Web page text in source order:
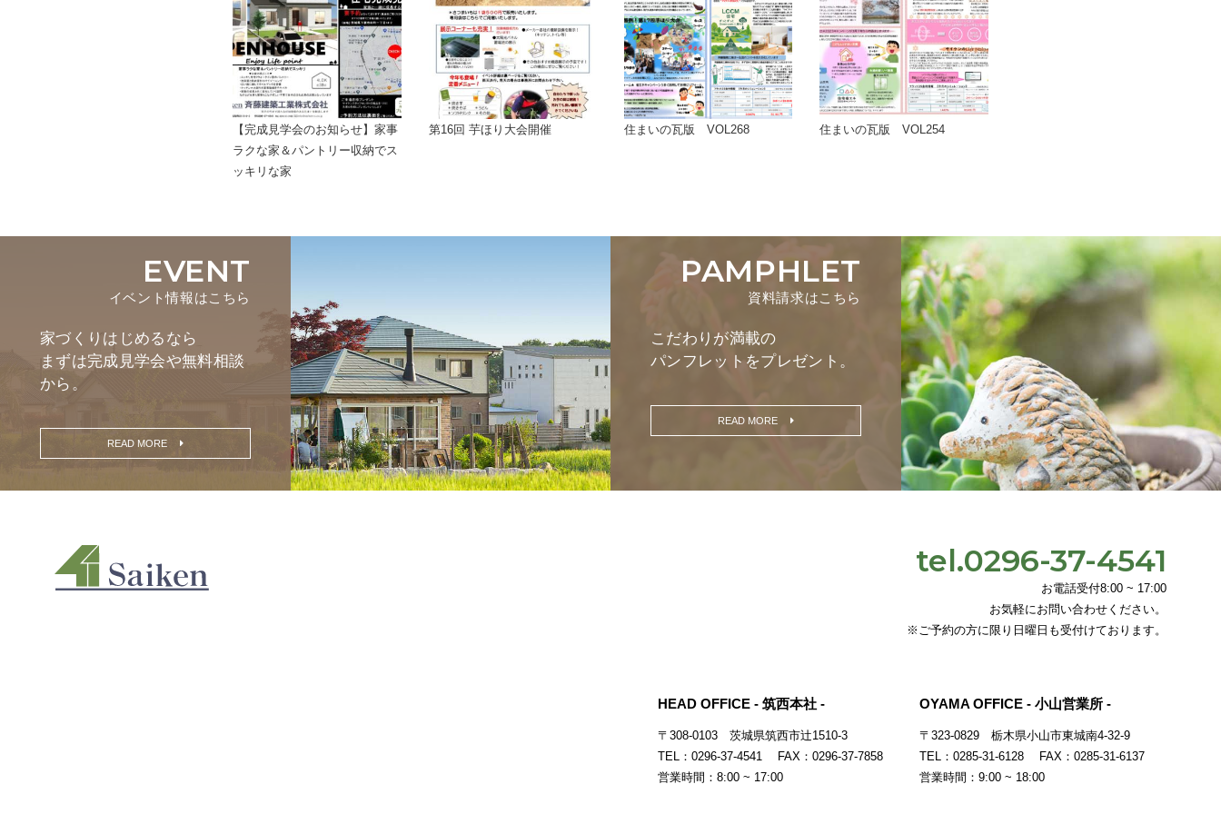
【完成見学会のお知らせ】家事
ラクな家＆パントリー収納でス
ッキリな家
第16回 芋ほり大会開催 住まいの瓦版 VOL268 住まいの瓦版 VOL254
EVENT
イベント情報はこちら
家づくりはじめるなら
まずは完成見学会や無料相談
から。
READ MORE
PAMPHLET
資料請求はこちら
こだわりが満載の
パンフレットをプレゼント。
READ MORE
tel.0296-37-4541
お電話受付8:00 ~ 17:00
お気軽にお問い合わせください。
※ご予約の方に限り日曜日も受付けております。
HEAD OFFICE - 筑西本社 -
〒308-0103 茨城県筑西市辻1510-3
TEL：0296-37-4541 FAX：0296-37-7858
営業時間：8:00 ~ 17:00
OYAMA OFFICE - 小山営業所 -
〒323-0829 栃木県小山市東城南4-32-9
TEL：0285-31-6128 FAX：0285-31-6137
営業時間：9:00 ~ 18:00